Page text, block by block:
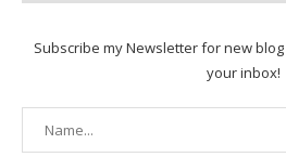
Subscribe my Newsletter for new
your inbox!